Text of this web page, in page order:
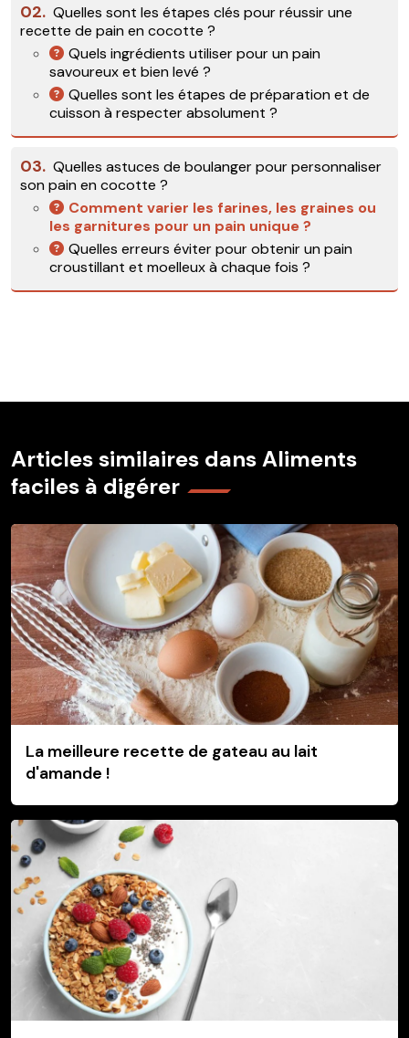
02. Quelles sont les étapes clés pour réussir une
recette de pain en cocotte ?
Quels ingrédients utiliser pour un pain
savoureux et bien levé ?
Quelles sont les étapes de préparation et de
cuisson à respecter absolument ?
03. Quelles astuces de boulanger pour personnaliser
son pain en cocotte ?
Comment varier les farines, les graines ou
les garnitures pour un pain unique ?
Quelles erreurs éviter pour obtenir un pain
croustillant et moelleux à chaque fois ?
Articles similaires dans Aliments
faciles à digérer
La meilleure recette de gateau au lait
d'amande !